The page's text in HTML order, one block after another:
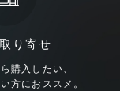
り寄せ
購入したい、
方におススメ。